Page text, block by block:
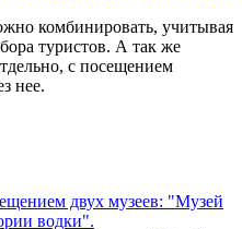
комбинировать, учитывая
туристов. А так же
с посещением
нее.